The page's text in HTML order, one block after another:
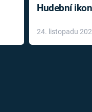
Hudební
léky
24. listopadu